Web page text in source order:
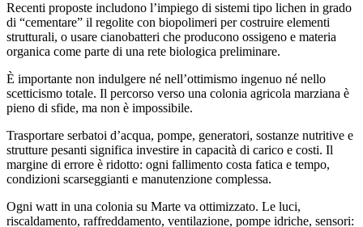
Recenti proposte includono l’impiego di sistemi tipo lichen in grado
di “cementare” il regolite con biopolimeri per costruire elementi
strutturali, o usare cianobatteri che producono ossigeno e materia
organica come parte di una rete biologica preliminare.
È importante non indulgere né nell’ottimismo ingenuo né nello
scetticismo totale. Il percorso verso una colonia agricola marziana è
pieno di sfide, ma non è impossibile.
Trasportare serbatoi d’acqua, pompe, generatori, sostanze nutritive e
strutture pesanti significa investire in capacità di carico e costi. Il
margine di errore è ridotto: ogni fallimento costa fatica e tempo,
condizioni scarseggianti e manutenzione complessa.
Ogni watt in una colonia su Marte va ottimizzato. Le luci,
riscaldamento, raffreddamento, ventilazione, pompe idriche, sensori: